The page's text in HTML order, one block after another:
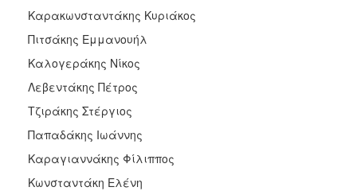
Καρακωνσταντάκης Κυριάκος
Πιτσάκης Εμμανουήλ
Καλογεράκης Νίκος
Λεβεντάκης Πέτρος
Τζιράκης Στέργιος
Παπαδάκης Ιωάννης
Καραγιαννάκης Φίλιππος
Κωνσταντάκη Ελένη